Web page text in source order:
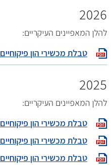
2026
:להלן המאפיינים העיקריים
טבלת מכשירי הון פיקוחיים 31.03.26
2025
להלן המאפיינים העיקריים:
טבלת מכשירי הון פיקוחיים 30.09.2025
טבלת מכשירי הון פיקוחיים 30.06.2025
טבלת מכשירי הון פיקוחיים 31.03.2025